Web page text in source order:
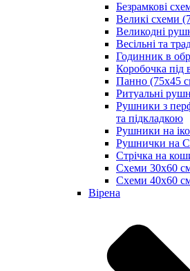
Безрамкові
Великі схеми
Великодні
Весільні та
Годинник в
Коробочка під
Панно (75х45
Ритуальні
Рушники з
та підкладкою
Рушники на
Рушнички на
Стрічка на
Схеми 30х60
Схеми 40х60
Вірена